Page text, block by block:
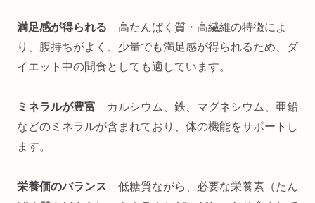
満足感が得られる 高たんぱく質・高繊維の特徴によ
り、腹持ちがよく、少量でも満足感が得られるため、ダ
イエット中の間食としても適しています。
ミネラルが豊富
カルシウム、鉄、マグネシウム、亜鉛
などのミネラルが含まれており、体の機能をサポートし
ます。
栄養価のバランス 低糖質ながら、必要な栄養素（たん